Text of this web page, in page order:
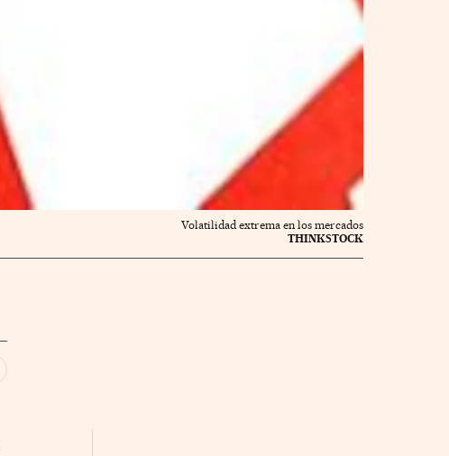
Volatilidad extrema en los mercados
THINKSTOCK